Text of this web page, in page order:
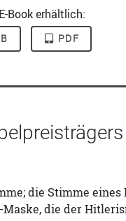
Book erhältlich:
PDF
die Stimme
die der